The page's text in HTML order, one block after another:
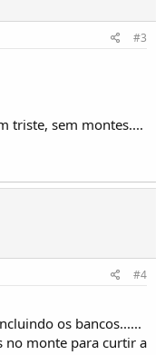
#3
triste, sem montes....
#4
os bancos......
no monte para curtir a